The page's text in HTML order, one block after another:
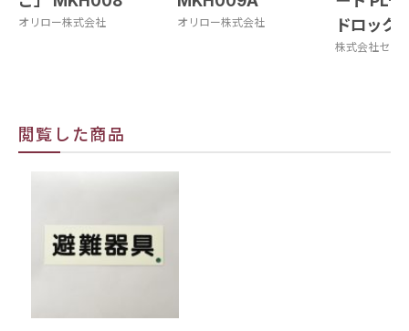
オリロー株式会社 オリロー株式会社
ドロック
株式会社セフ
閲覧した商品